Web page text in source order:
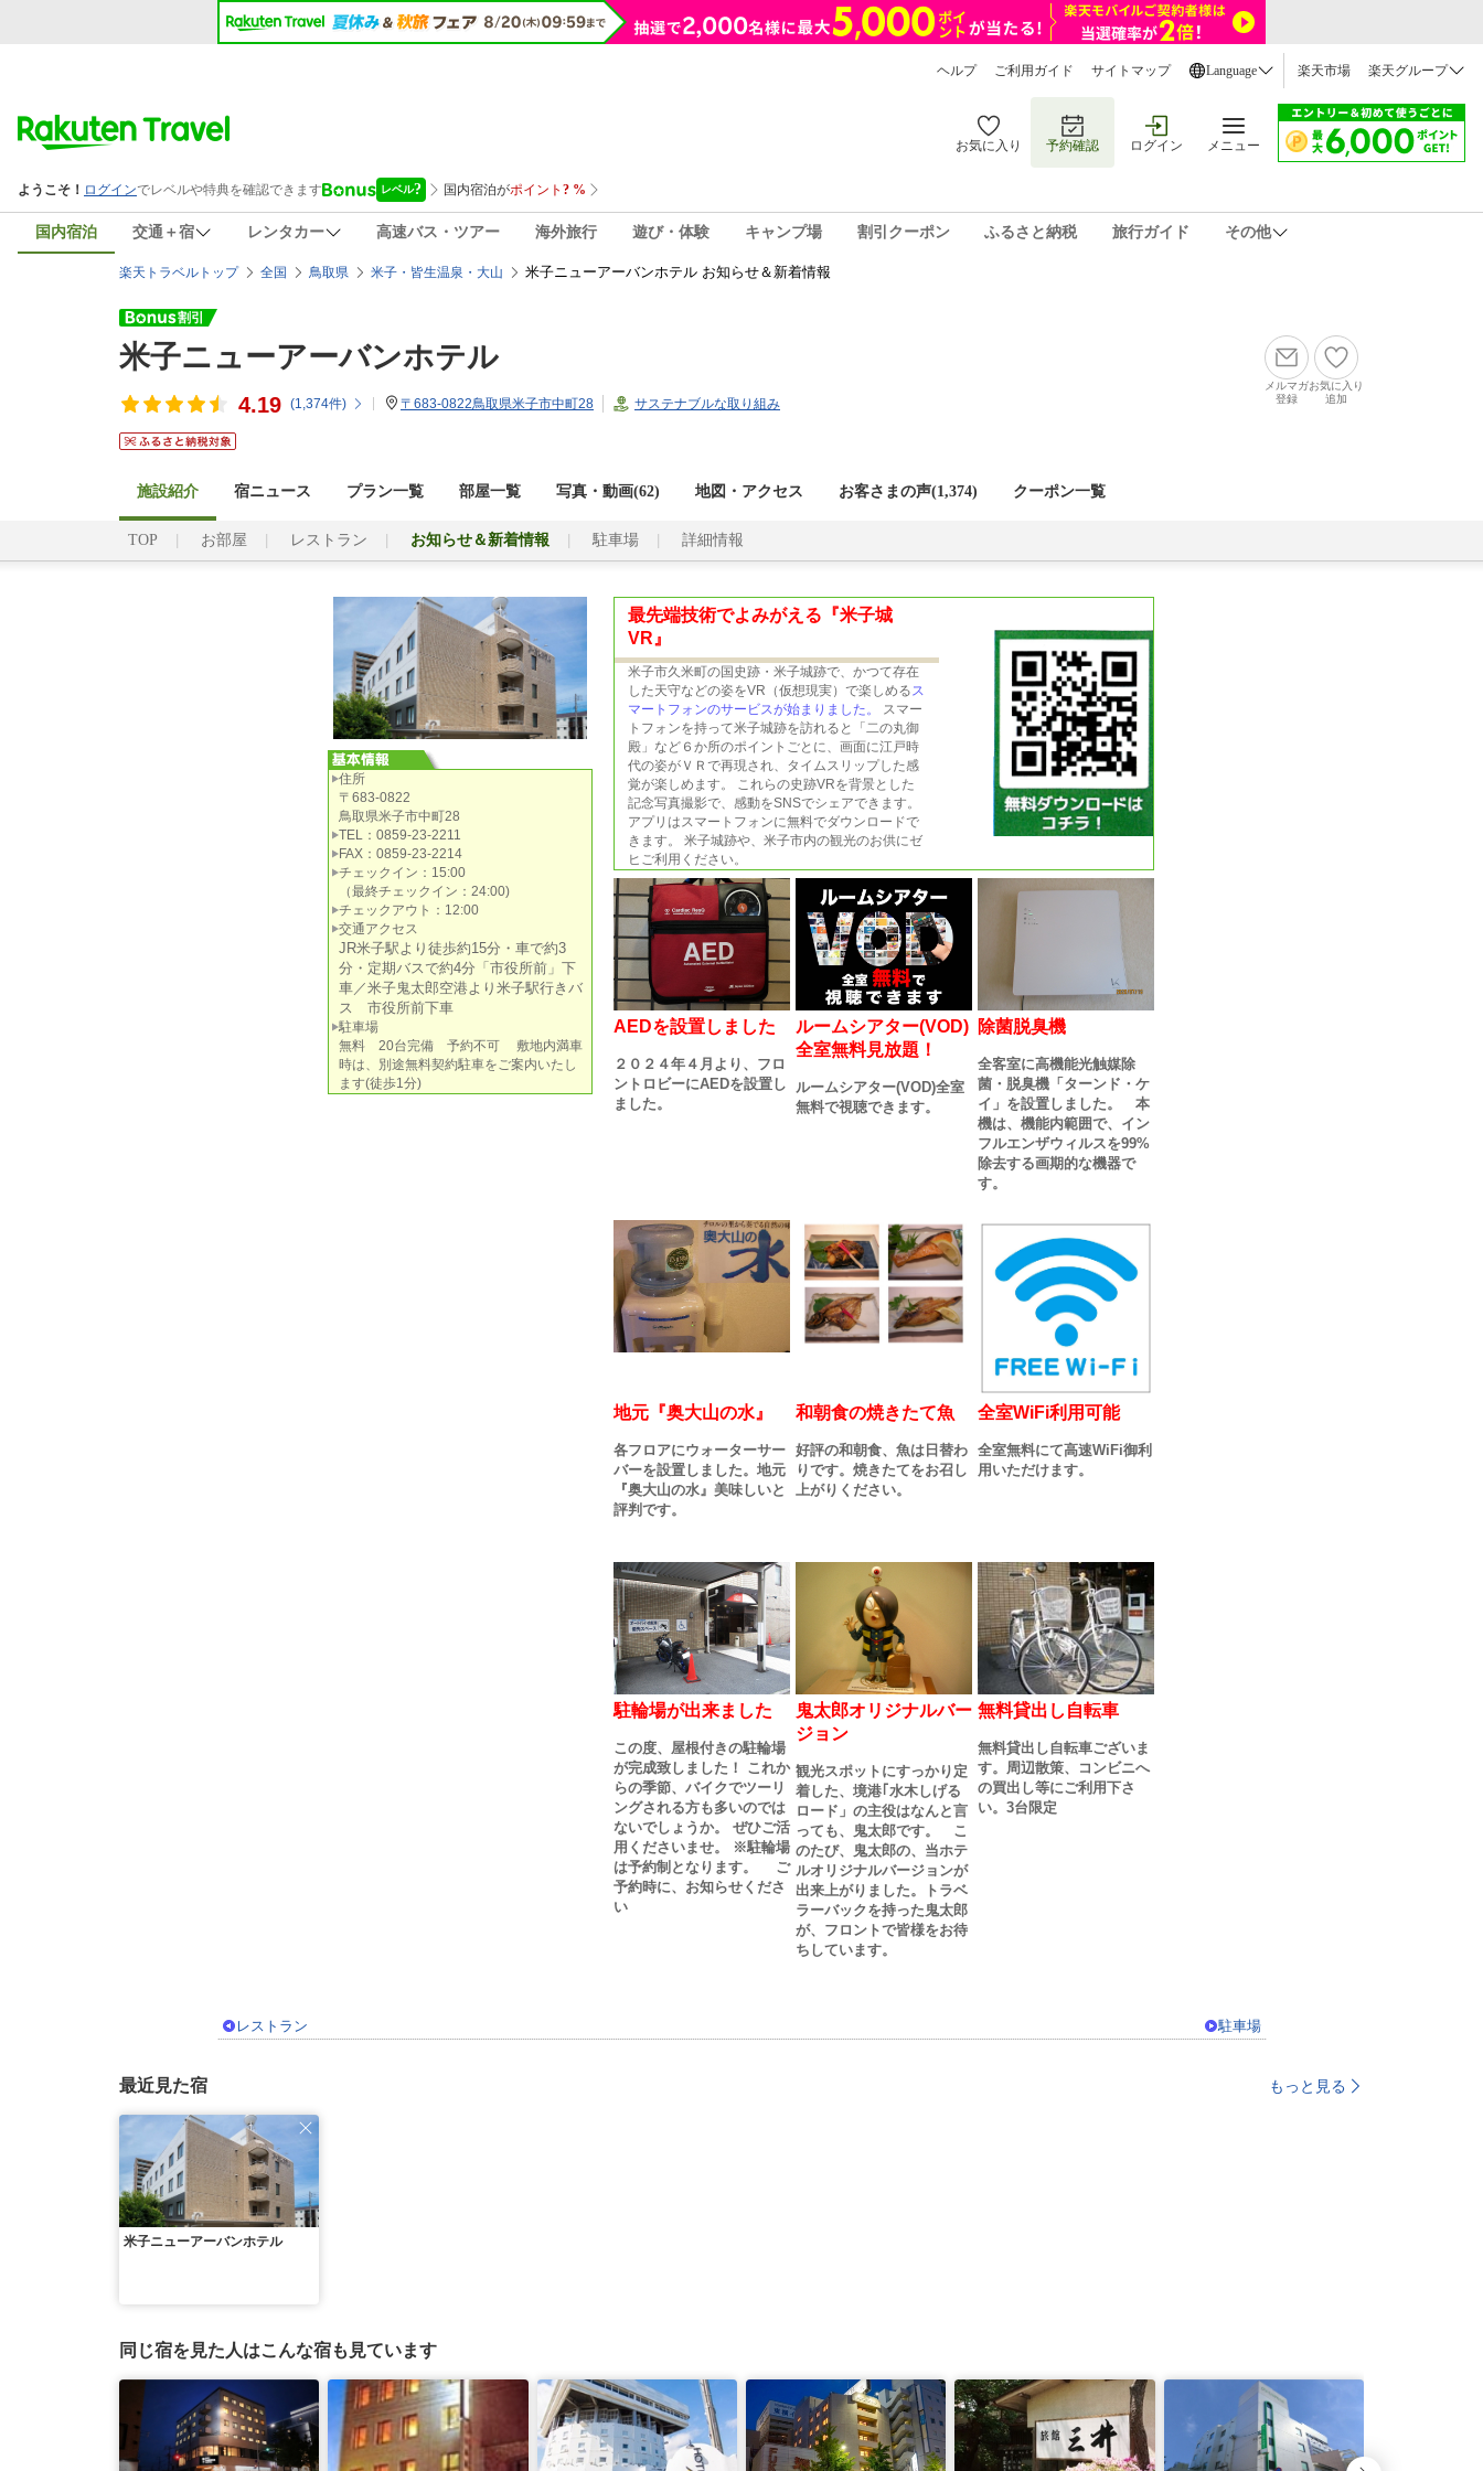
ヘルプ ご利用ガイド サイトマップ Language 楽天市場 楽天グループ
お気に入り 予約確認 ログイン メニュー
国内宿泊 交通＋宿 レンタカー 高速バス・ツアー 海外旅行 遊び・体験 キャンプ場 割引クーポン ふるさと納税 旅行ガイド その他
楽天トラベルトップ 全国 鳥取県 米子・皆生温泉・大山 米子ニューアーバンホテル お知らせ＆新着情報
米子ニューアーバンホテル
4.19 (1,374件) 〒683-0822鳥取県米子市中町28 サステナブルな取り組み
メルマガ
登録
お気に入り
追加
施設紹介 宿ニュース プラン一覧 部屋一覧 写真・動画(62) 地図・アクセス お客さまの声(1,374) クーポン一覧
TOP お部屋 レストラン お知らせ＆新着情報 駐車場 詳細情報
住所
〒683-0822
鳥取県米子市中町28
TEL：0859-23-2211
FAX：0859-23-2214
チェックイン：15:00
（最終チェックイン：24:00)
チェックアウト：12:00
交通アクセス
JR米子駅より徒歩約15分・車で約3
分・定期バスで約4分「市役所前」下
車／米子鬼太郎空港より米子駅行きバ
ス 市役所前下車
駐車場
無料 20台完備 予約不可 敷地内満車
時は、別途無料契約駐車をご案内いたし
ます(徒歩1分)
最先端技術でよみがえる『米子城
VR』
米子市久米町の国史跡・米子城跡で、かつて存在
した天守などの姿をVR（仮想現実）で楽しめるス
マートフォンのサービスが始まりました。
スマー
トフォンを持って米子城跡を訪れると「二の丸御
殿」など６か所のポイントごとに、画面に江戸時
代の姿がＶＲで再現され、タイムスリップした感
覚が楽しめます。 これらの史跡VRを背景とした
記念写真撮影で、感動をSNSでシェアできます。
アプリはスマートフォンに無料でダウンロードで
きます。 米子城跡や、米子市内の観光のお供にゼ
ヒご利用ください。
AEDを設置しました
２０２４年４月より、フロ
ントロビーにAEDを設置し
ました。
ルームシアター(VOD)
全室無料見放題！
ルームシアター(VOD)全室
無料で視聴できます。
除菌脱臭機
全客室に高機能光触媒除
菌・脱臭機「ターンド・ケ
イ」を設置しました。 本
機は、機能内範囲で、イン
フルエンザウィルスを99%
除去する画期的な機器で
す。
地元『奥大山の水』
各フロアにウォーターサー
バーを設置しました。地元
『奥大山の水』美味しいと
評判です。
和朝食の焼きたて魚
好評の和朝食、魚は日替わ
りです。焼きたてをお召し
上がりください。
全室WiFi利用可能
全室無料にて高速WiFi御利
用いただけます。
駐輪場が出来ました
この度、屋根付きの駐輪場
が完成致しました！ これか
らの季節、バイクでツーリ
ングされる方も多いのでは
ないでしょうか。 ぜひご活
用くださいませ。 ※駐輪場
は予約制となります。 ご
予約時に、お知らせくださ
い
鬼太郎オリジナルバー
ジョン
観光スポットにすっかり定
着した、境港｢水木しげる
ロード」の主役はなんと言
っても、鬼太郎です。 こ
のたび、鬼太郎の、当ホテ
ルオリジナルバージョンが
出来上がりました。トラベ
ラーバックを持った鬼太郎
が、フロントで皆様をお待
ちしています。
無料貸出し自転車
無料貸出し自転車ございま
す。周辺散策、コンビニへ
の買出し等にご利用下さ
い。3台限定
レストラン 駐車場
最近見た宿 もっと見る
米子ニューアーバンホテル
同じ宿を見た人はこんな宿も見ています